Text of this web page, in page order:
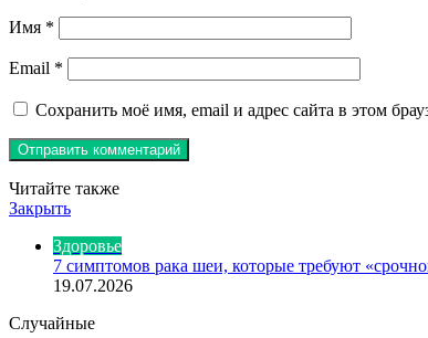
Имя *
Email *
Сохранить моё имя, email и адрес сайта в этом
Читайте также
Закрыть
Здоровье
7 симптомов рака шеи, которые требуют
19.07.2026
Случайные